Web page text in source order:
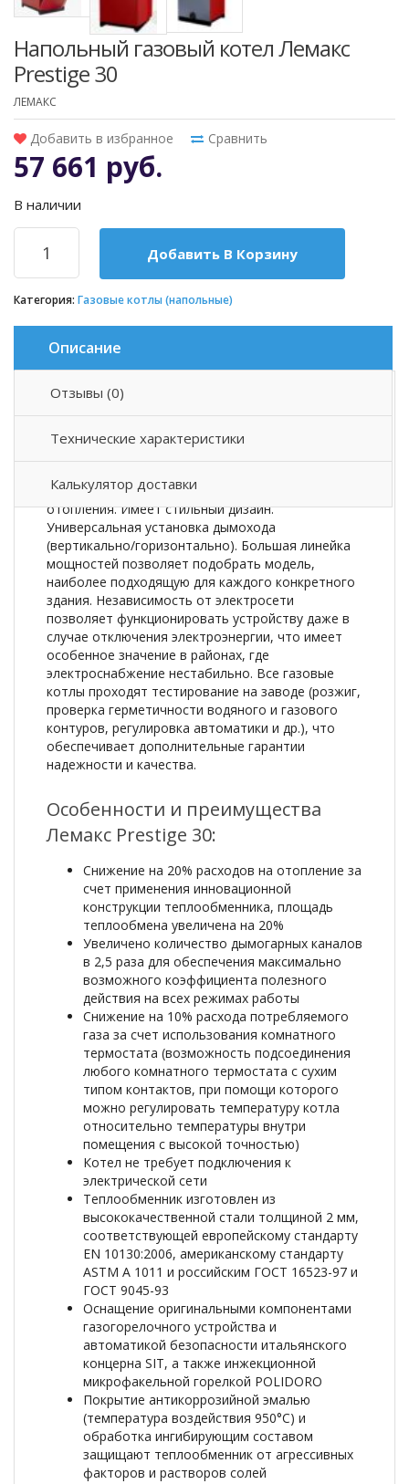
Напольный газовый котел Лемакс
Prestige 30
ЛЕМАКС
Добавить в избранное Сравнить
57 661 руб.
В наличии
Добавить В Корзину
Категория: Газовые котлы (напольные)
Описание
Отзывы (0)
Технические характеристики
Калькулятор доставки
Описание товара
работать в открытой или закрытой системе
отопления. Имеет стильный дизайн.
Универсальная установка дымохода
(вертикально/горизонтально). Большая линейка
мощностей позволяет подобрать модель,
наиболее подходящую для каждого конкретного
здания. Независимость от электросети
позволяет функционировать устройству даже в
случае отключения электроэнергии, что имеет
особенное значение в районах, где
электроснабжение нестабильно. Все газовые
котлы проходят тестирование на заводе (розжиг,
проверка герметичности водяного и газового
контуров, регулировка автоматики и др.), что
обеспечивает дополнительные гарантии
надежности и качества.
Особенности и преимущества
Лемакс Prestige 30:
Снижение на 20% расходов на отопление за
счет применения инновационной
конструкции теплообменника, площадь
теплообмена увеличена на 20%
Увеличено количество дымогарных каналов
в 2,5 раза для обеспечения максимально
возможного коэффициента полезного
действия на всех режимах работы
Снижение на 10% расхода потребляемого
газа за счет использования комнатного
термостата (возможность подсоединения
любого комнатного термостата с сухим
типом контактов, при помощи которого
можно регулировать температуру котла
относительно температуры внутри
помещения с высокой точностью)
Котел не требует подключения к
электрической сети
Теплообменник изготовлен из
высококачественной стали толщиной 2 мм,
соответствующей европейскому стандарту
EN 10130:2006, американскому стандарту
ASTM A 1011 и российским ГОСТ 16523-97 и
ГОСТ 9045-93
Оснащение оригинальными компонентами
газогорелочного устройства и
автоматикой безопасности итальянского
концерна SIT, а также инжекционной
микрофакельной горелкой POLIDORO
Покрытие антикоррозийной эмалью
(температура воздействия 950°С) и
обработка ингибирующим составом
защищают теплообменник от агрессивных
факторов и растворов солей